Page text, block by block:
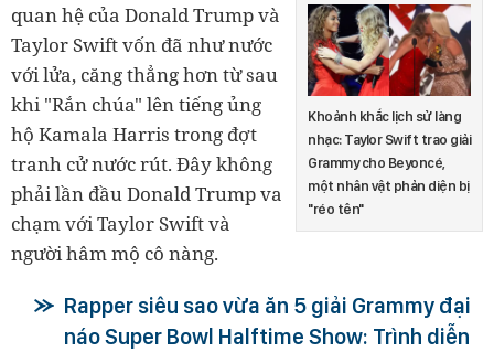
Khoảnh khắc lịch sử làng
nhạc: Taylor Swift trao giải
Grammy cho Beyoncé,
một nhân vật phản diện bị
"réo tên"
quan hệ của Donald Trump và
Taylor Swift vốn đã như nước
với lửa, căng thẳng hơn từ sau
khi "Rắn chúa" lên tiếng ủng
hộ Kamala Harris trong đợt
tranh cử nước rút. Đây không
phải lần đầu Donald Trump va
chạm với Taylor Swift và
người hâm mộ cô nàng.
Rapper siêu sao vừa ăn 5 giải Grammy đại
náo Super Bowl Halftime Show: Trình diễn